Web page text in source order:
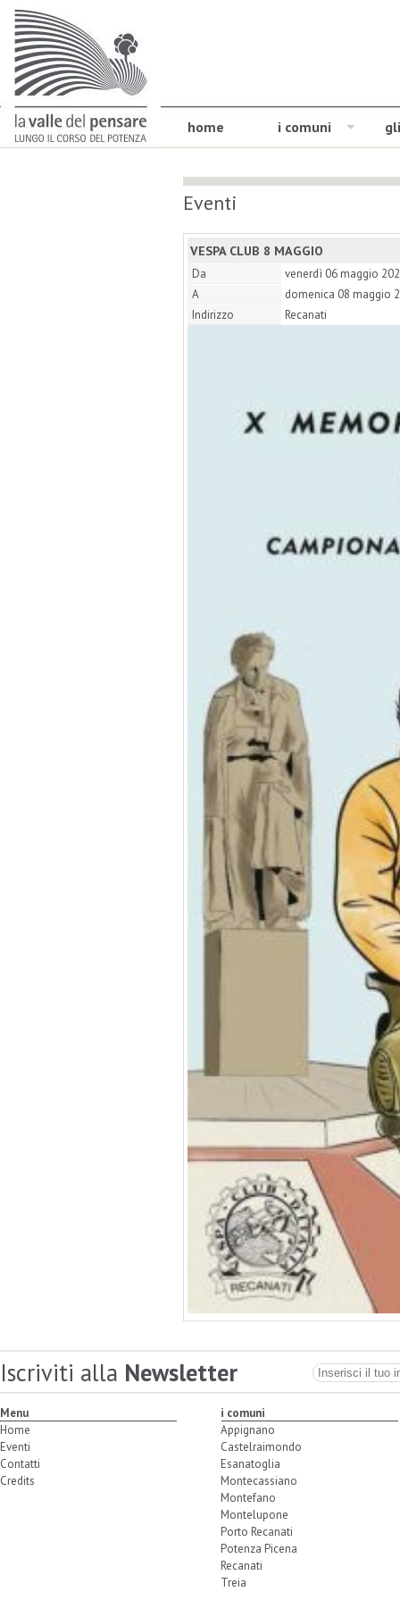
home i comuni
Eventi
VESPA CLUB 8 MAGGIO
Da
venerdì 06 maggio
A
domenica 08 maggio
Indirizzo
Recanati
Iscriviti alla Newsletter
Menu
Home
Eventi
Contatti
Credits
i comuni
Appignano
Castelraimondo
Esanatoglia
Montecassiano
Montefano
Montelupone
Porto Recanati
Potenza Picena
Recanati
Treia